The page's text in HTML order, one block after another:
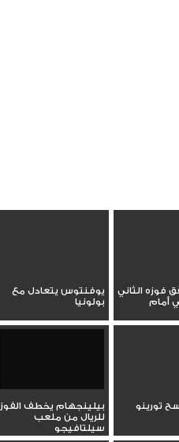
فوزه الثاني
أمام
يوفنتوس يتعادل مع
بولونيا
تورينو
بيلينجهام يخطف الفوز
للريال من ملعب
سيلتافيجو